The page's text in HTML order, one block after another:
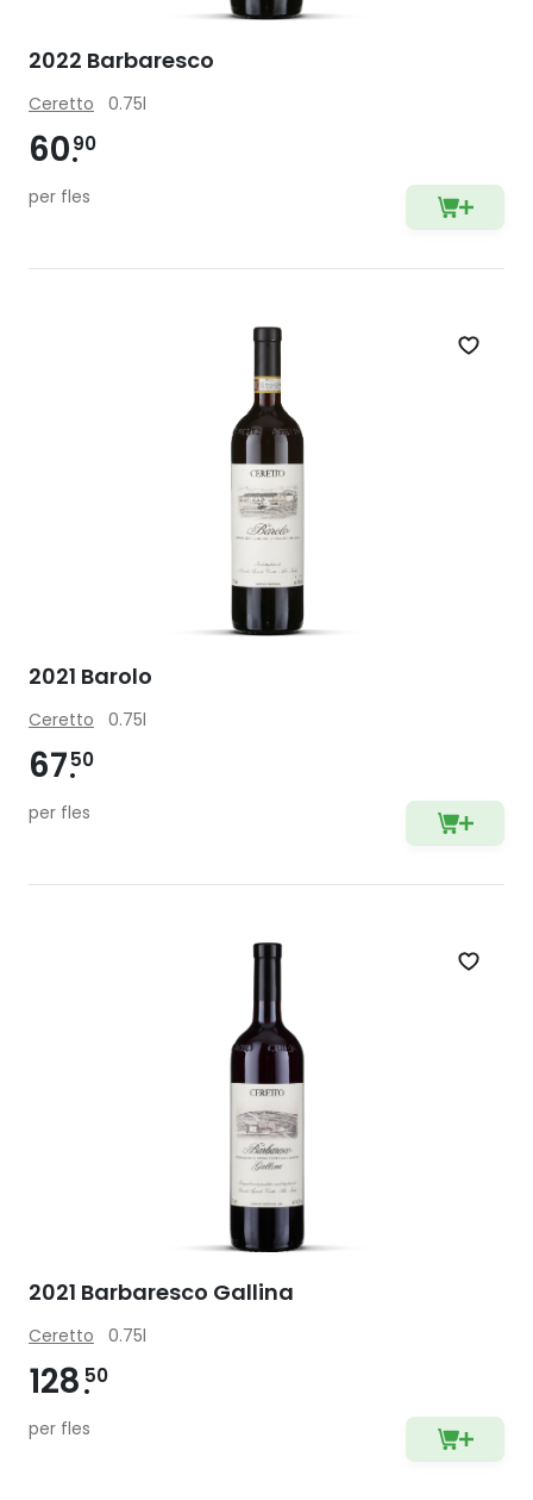
2022 Barbaresco
Ceretto 0.75l
6090
per fles
Zet
2021 Barolo
Ceretto 0.75l
6750
per fles
Zet
2021 Barbaresco Gallina
Ceretto 0.75l
128 50
per fles